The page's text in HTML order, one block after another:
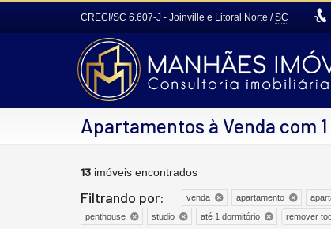
CRECI/SC 6.607-J - Joinville e Litoral Norte /SC
Apartamentos à Venda com
13 imóveis encontrados
Filtrando por: venda apartamento
penthouse
studio até 1 dormitório remover